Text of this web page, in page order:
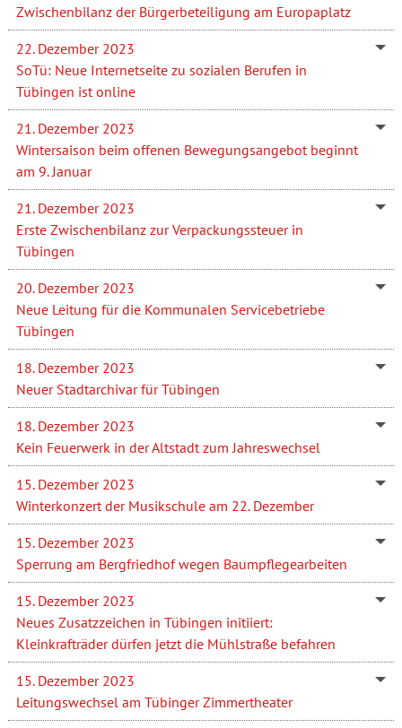
Zwischenbilanz der Bürgerbeteiligung am Europaplatz
22. Dezember 2023
SoTü: Neue Internetseite zu sozialen Berufen in
Tübingen ist online
21. Dezember 2023
Wintersaison beim offenen Bewegungsangebot beginnt
am 9. Januar
21. Dezember 2023
Erste Zwischenbilanz zur Verpackungssteuer in
Tübingen
20. Dezember 2023
Neue Leitung für die Kommunalen Servicebetriebe
Tübingen
18. Dezember 2023
Neuer Stadtarchivar für Tübingen
18. Dezember 2023
Kein Feuerwerk in der Altstadt zum Jahreswechsel
15. Dezember 2023
Winterkonzert der Musikschule am 22. Dezember
15. Dezember 2023
Sperrung am Bergfriedhof wegen Baumpflegearbeiten
15. Dezember 2023
Neues Zusatzzeichen in Tübingen initiiert:
Kleinkrafträder dürfen jetzt die Mühlstraße befahren
15. Dezember 2023
Leitungswechsel am Tübinger Zimmertheater